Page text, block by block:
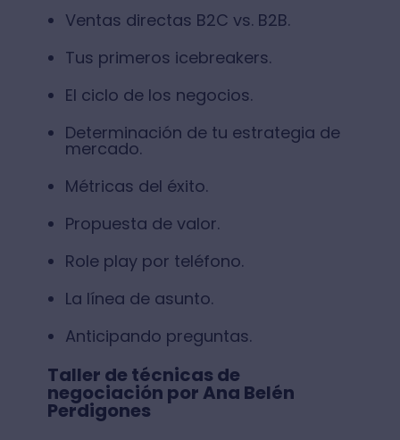
Ventas directas B2C vs. B2B.
Tus primeros icebreakers.
El ciclo de los negocios.
Determinación de tu estrategia de
mercado.
Métricas del éxito.
Propuesta de valor.
Role play por teléfono.
La línea de asunto.
Anticipando preguntas.
Taller de técnicas de
negociación por Ana Belén
Perdigones